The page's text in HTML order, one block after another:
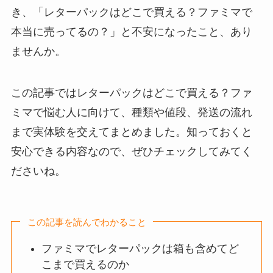
き、「レターパックはどこで買える？ファミマで
本当に売ってるの？」と不安になったこと、あり
ませんか。
この記事ではレターパックはどこで買える？ファ
ミマで悩む人に向けて、種類や値段、発送の流れ
まで実体験を交えてまとめました。知っておくと
安心できる内容なので、ぜひチェックしてみてく
ださいね。
この記事を読んでわかること
ファミマでレターパックは箱も含めてど
こまで買えるのか